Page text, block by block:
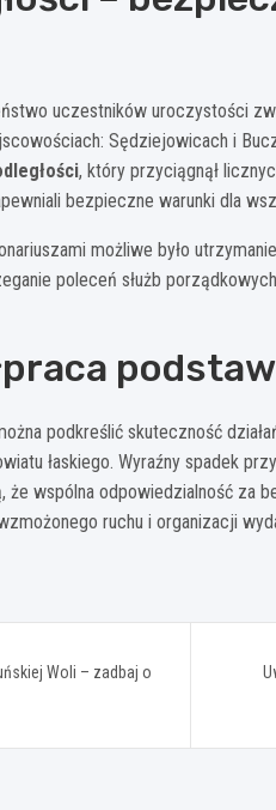
uczestników uroczystości
Sędziejowicach i
, który przyciągnął
bezpieczne warunki dla
możliwe było
poleceń służb
podkreślić skuteczność
łaskiego. Wyraźny spadek
wspólna odpowiedzialność za
ruchu i organizacji
Woli – zadbaj o